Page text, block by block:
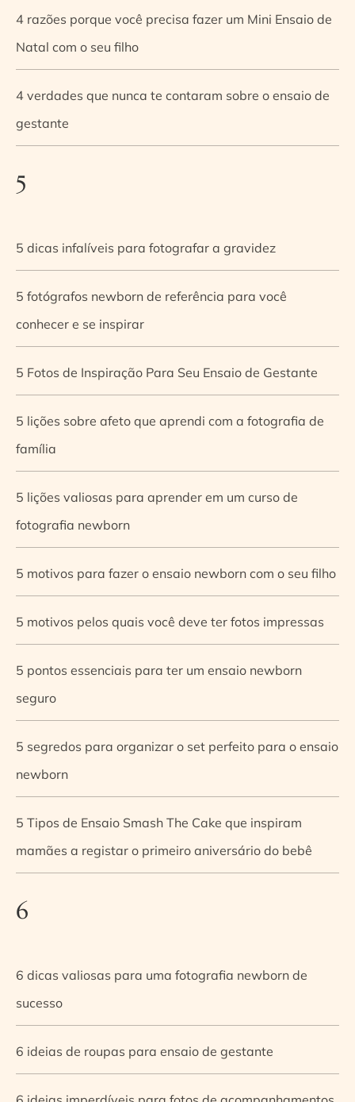
4 razões porque você precisa fazer um Mini Ensaio de
Natal com o seu filho
4 verdades que nunca te contaram sobre o ensaio de
gestante
5
5 dicas infalíveis para fotografar a gravidez
5 fotógrafos newborn de referência para você
conhecer e se inspirar
5 Fotos de Inspiração Para Seu Ensaio de Gestante
5 lições sobre afeto que aprendi com a fotografia de
família
5 lições valiosas para aprender em um curso de
fotografia newborn
5 motivos para fazer o ensaio newborn com o seu filho
5 motivos pelos quais você deve ter fotos impressas
5 pontos essenciais para ter um ensaio newborn
seguro
5 segredos para organizar o set perfeito para o ensaio
newborn
5 Tipos de Ensaio Smash The Cake que inspiram
mamães a registar o primeiro aniversário do bebê
6
6 dicas valiosas para uma fotografia newborn de
sucesso
6 ideias de roupas para ensaio de gestante